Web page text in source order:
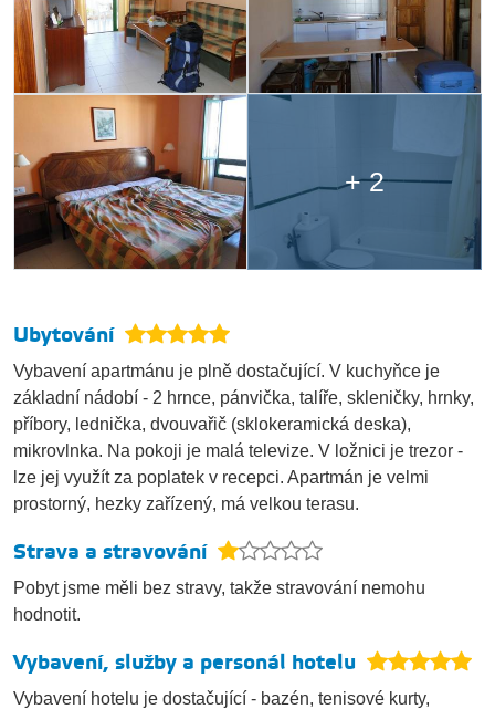
+ 2
Ubytování
Vybavení apartmánu je plně dostačující. V kuchyňce je
základní nádobí - 2 hrnce, pánvička, talíře, skleničky, hrnky,
příbory, lednička, dvouvařič (sklokeramická deska),
mikrovlnka. Na pokoji je malá televize. V ložnici je trezor -
lze jej využít za poplatek v recepci. Apartmán je velmi
prostorný, hezky zařízený, má velkou terasu.
Strava a stravování
Pobyt jsme měli bez stravy, takže stravování nemohu
hodnotit.
Vybavení, služby a personál hotelu
Vybavení hotelu je dostačující - bazén, tenisové kurty,